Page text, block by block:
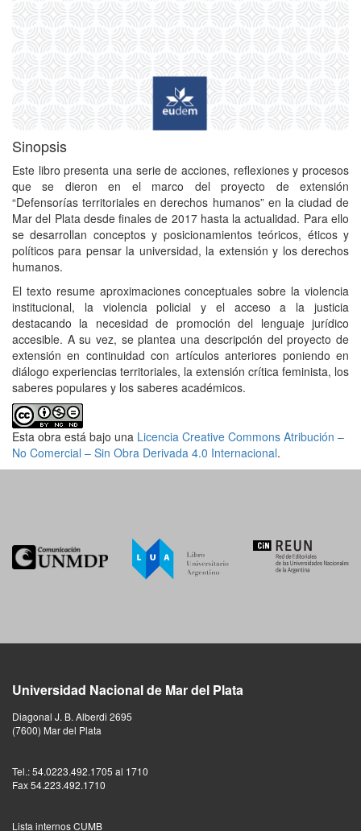
Sinopsis
Este libro presenta una serie de acciones, reflexiones y procesos
que se dieron en el marco del proyecto de extensión
“Defensorías territoriales en derechos humanos” en la ciudad de
Mar del Plata desde finales de 2017 hasta la actualidad. Para ello
se desarrollan conceptos y posicionamientos teóricos, éticos y
políticos para pensar la universidad, la extensión y los derechos
humanos.
El texto resume aproximaciones conceptuales sobre la violencia
institucional, la violencia policial y el acceso a la justicia
destacando la necesidad de promoción del lenguaje jurídico
accesible. A su vez, se plantea una descripción del proyecto de
extensión en continuidad con artículos anteriores poniendo en
diálogo experiencias territoriales, la extensión crítica feminista, los
saberes populares y los saberes académicos.
Esta obra está bajo una Licencia Creative Commons Atribución –
No Comercial – Sin Obra Derivada 4.0 Internacional.
Universidad Nacional de Mar del Plata
Diagonal J. B. Alberdi 2695
(7600) Mar del Plata
Tel.: 54.0223.492.1705 al 1710
Fax 54.223.492.1710
Lista internos CUMB